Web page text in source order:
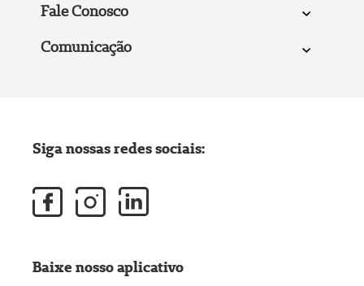
Fale Conosco
Comunicação
Siga nossas redes sociais:
Baixe nosso aplicativo